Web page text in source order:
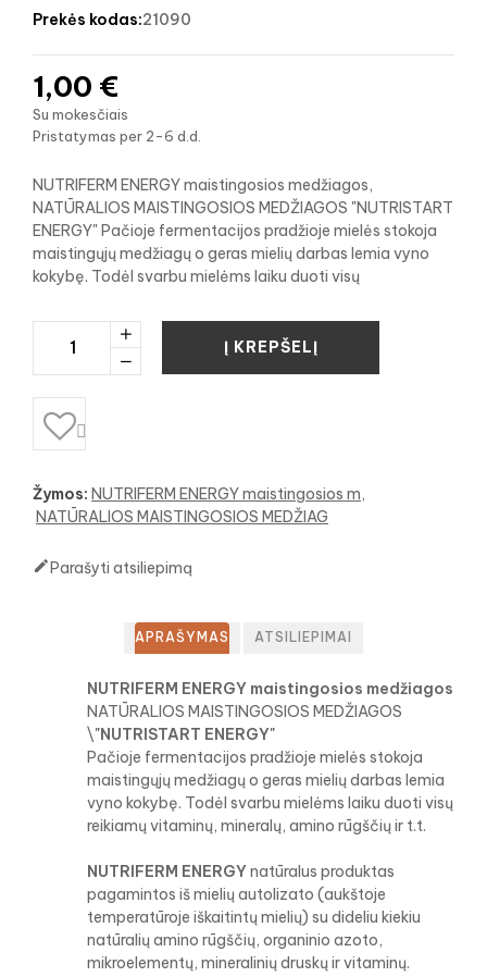
prekės kodas:21090
1,00 €
Su mokesčiais
Pristatymas per 2-6 d.d.
NUTRIFERM ENERGY maistingosios medžiagos,
NATŪRALIOS MAISTINGOSIOS MEDŽIAGOS "NUTRISTART
ENERGY" Pačioje fermentacijos pradžioje mielės stokoja
maistingųjų medžiagų o geras mielių darbas lemia vyno
kokybę. Todėl svarbu mielėms laiku duoti visų
Į KREPŠELĮ

Žymos: NUTRIFERM ENERGY maistingosios m
NATŪRALIOS MAISTINGOSIOS MEDŽIAG
Parašyti atsiliepimą
APRAŠYMAS ATSILIEPIMAI
NUTRIFERM ENERGY maistingosios medžiagos
NATŪRALIOS MAISTINGOSIOS MEDŽIAGOS
\"NUTRISTART ENERGY"
Pačioje fermentacijos pradžioje mielės stokoja
maistingųjų medžiagų o geras mielių darbas lemia
vyno kokybę. Todėl svarbu mielėms laiku duoti visų
reikiamų vitaminų, mineralų, amino rūgščių ir t.t.
NUTRIFERM ENERGYnatūralus produktas
pagamintos iš mielių autolizato (aukštoje
temperatūroje iškaitintų mielių) su dideliu kiekiu
natūralių amino rūgščių, organinio azoto,
mikroelementų, mineralinių druskų ir vitaminų.